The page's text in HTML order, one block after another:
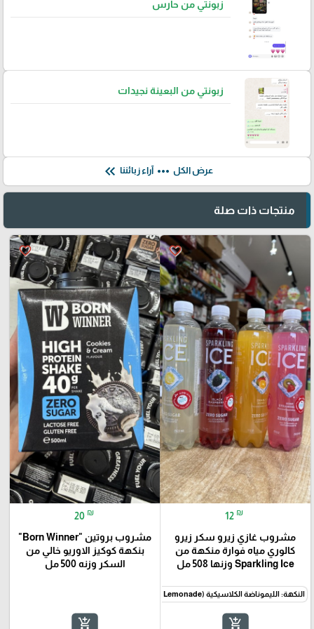
زبونتي من حارس
زبونتي من البعينة نجيدات
عرض الكل more_horiz آراء زبائننا keyboard_double_arrow_left
منتجات ذات صلة
favorite_border
12 ₪
مشروب غازي زيرو سكر زيرو
كالوري مياه فوارة منكهة من
Sparkling Ice وزنها 508 مل
النكهة: الليموناضة الكلاسيكية (Classic Lemonade).
add_shopping_cart
favorite_border
20 ₪
مشروب بروتين "Born Winner"
بنكهة كوكيز الاوريو خالي من
السكر وزنه 500 مل
add_shopping_cart